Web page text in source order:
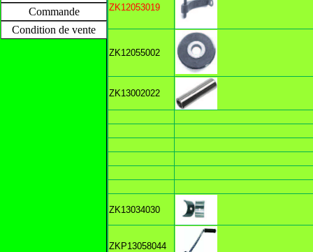
Commande
Condition de vente
ZK12053019
ZK12055002
ZK13002022
ZK13034030
ZKP13058044